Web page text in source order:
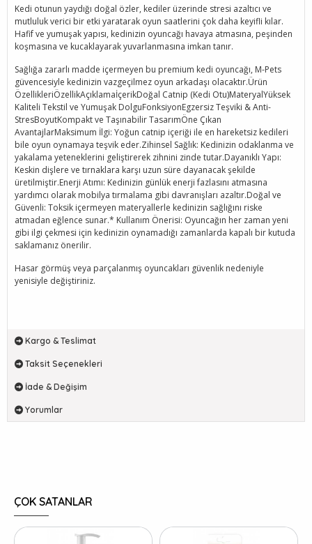
Kedi otunun yaydığı doğal özler, kediler üzerinde stresi azaltıcı ve
mutluluk verici bir etki yaratarak oyun saatlerini çok daha keyifli kılar.
Hafif ve yumuşak yapısı, kedinizin oyuncağı havaya atmasına, peşinden
koşmasına ve kucaklayarak yuvarlanmasına imkan tanır.
Sağlığa zararlı madde içermeyen bu premium kedi oyuncağı, M-Pets
güvencesiyle kedinizin vazgeçilmez oyun arkadaşı olacaktır.Ürün
ÖzellikleriÖzellikAçıklamaİçerikDoğal Catnip (Kedi Otu)MateryalYüksek
Kaliteli Tekstil ve Yumuşak DolguFonksiyonEgzersiz Teşviki & Anti-
StresBoyutKompakt ve Taşınabilir TasarımÖne Çıkan
AvantajlarMaksimum İlgi: Yoğun catnip içeriği ile en hareketsiz kedileri
bile oyun oynamaya teşvik eder.Zihinsel Sağlık: Kedinizin odaklanma ve
yakalama yeteneklerini geliştirerek zihnini zinde tutar.Dayanıklı Yapı:
Keskin dişlere ve tırnaklara karşı uzun süre dayanacak şekilde
üretilmiştir.Enerji Atımı: Kedinizin günlük enerji fazlasını atmasına
yardımcı olarak mobilya tırmalama gibi davranışları azaltır.Doğal ve
Güvenli: Toksik içermeyen materyallerle kedinizin sağlığını riske
atmadan eğlence sunar.* Kullanım Önerisi: Oyuncağın her zaman yeni
gibi ilgi çekmesi için kedinizin oynamadığı zamanlarda kapalı bir kutuda
saklamanız önerilir.
Hasar görmüş veya parçalanmış oyuncakları güvenlik nedeniyle
yenisiyle değiştiriniz.
Kargo & Teslimat
Taksit Seçenekleri
İade & Değişim
Yorumlar
ÇOK SATANLAR